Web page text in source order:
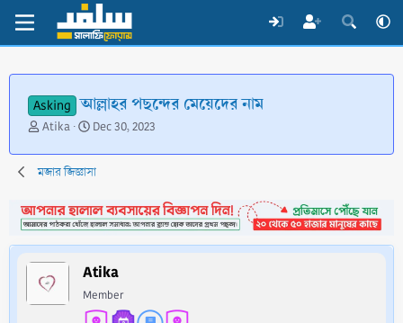
Asking আল্লাহর পছন্দের মেয়েদের নাম
T
r
e
d
s
t
a
r
Atika
S
a
r
d
a
t
e
Dec 30, 2023
মজার জিজ্ঞাসা
Atika
Member